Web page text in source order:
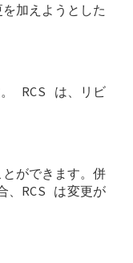
加えようとした
。 RCS は、リビ
ができます。併
、RCS は変更が